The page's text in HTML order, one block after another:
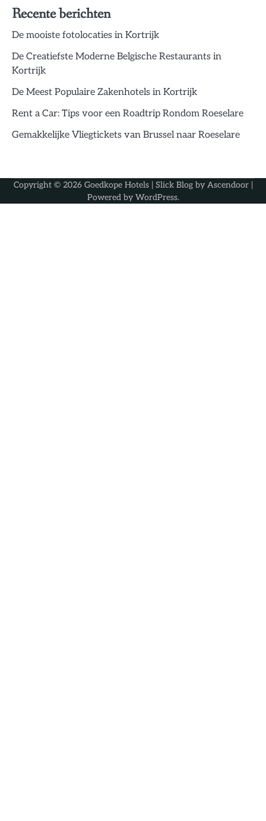
Recente berichten
De mooiste fotolocaties in Kortrijk
De Creatiefste Moderne Belgische Restaurants in
Kortrijk
De Meest Populaire Zakenhotels in Kortrijk
Rent a Car: Tips voor een Roadtrip Rondom Roeselare
Gemakkelijke Vliegtickets van Brussel naar Roeselare
Copyright © 2026 Goedkope Hotels| Slick Blog by Ascendoor|
Powered by WordPress.